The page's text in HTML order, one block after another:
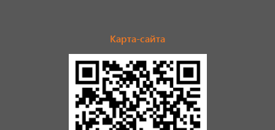
Карта-сайта